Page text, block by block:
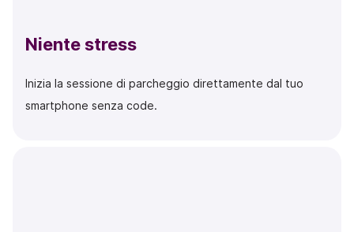
Niente stress
Inizia la sessione di parcheggio direttamente dal tuo
smartphone senza code.